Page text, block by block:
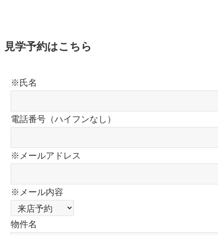
見学予約はこちら
※氏名
電話番号（ハイフンなし）
※メールアドレス
※メール内容
物件名